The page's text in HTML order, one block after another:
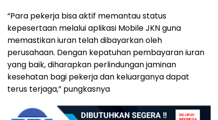
“Para pekerja bisa aktif memantau status
kepesertaan melalui aplikasi Mobile JKN guna
memastikan iuran telah dibayarkan oleh
perusahaan. Dengan kepatuhan pembayaran iuran
yang baik, diharapkan perlindungan jaminan
kesehatan bagi pekerja dan keluarganya dapat
terus terjaga,” pungkasnya